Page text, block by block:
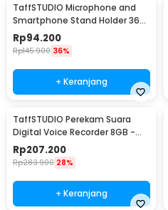
TaffSTUDIO Microphone and
Smartphone Stand Holder 360
Degree - MS-70B
Rp94.200
Rp145.900 36%
+ Keranjang
TaffSTUDIO Perekam Suara
Digital Voice Recorder 8GB -
T60
Rp207.200
Rp283.900 28%
+ Keranjang